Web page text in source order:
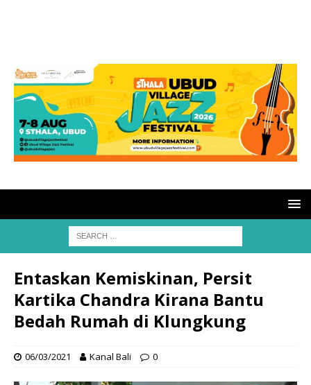
Entaskan Kemiskinan, Persit
Kartika Chandra Kirana Bantu
Bedah Rumah di Klungkung
06/03/2021 Kanal Bali 0